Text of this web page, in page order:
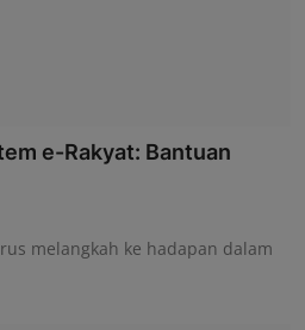
e-Rakyat: Bantuan
melangkah ke hadapan dalam